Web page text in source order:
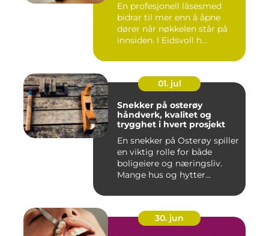
En profesjonell låsesmed
bidrar til mer enn å åpne
dører når nøkkelen står på
innsiden. I Eidsvoll h...
01. jul
Snekker på osterøy
håndverk, kvalitet og
trygghet i hvert prosjekt
En snekker på Osterøy spiller
en viktig rolle for både
boligeiere og næringsliv.
Mange hus og hytter...
30. jun